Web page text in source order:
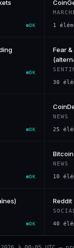
OK 1
OK
Fear
30
OK
NEWS
25
OK
NEWS
10
OK
Reddit
SOCIAL
40